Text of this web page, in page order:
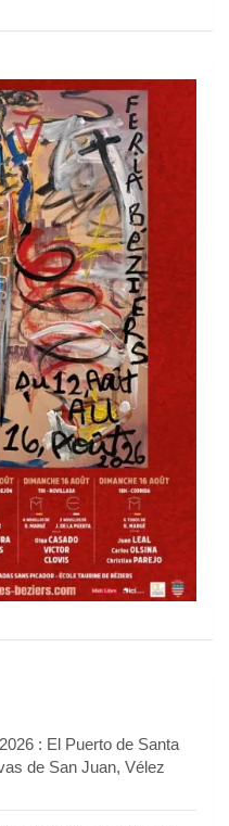
: El Puerto de Santa
de San Juan, Vélez